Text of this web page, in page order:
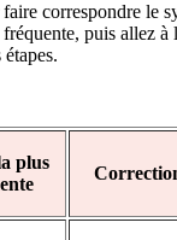
correspondre le
puis allez à
plus